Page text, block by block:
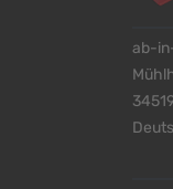
ab-